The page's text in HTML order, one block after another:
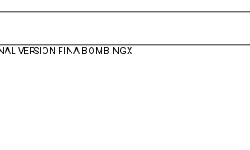
VERSION FINA BOMBINGX